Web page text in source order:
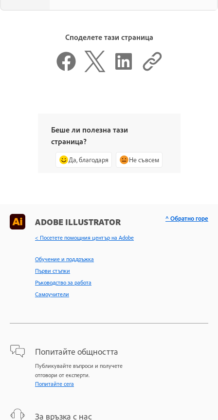
Споделете тази страница
Беше ли полезна тази
страница?
Да, благодаря Не съвсем
ADOBE ILLUSTRATOR
< Посетете помощния център на Adobe
Обучение и поддръжка
Първи стъпки
Ръководство за работа
Самоучители
Попитайте общността
Публикувайте въпроси и получете
отговори от експерти.
Попитайте сега
За връзка с нас
^ Обратно горе